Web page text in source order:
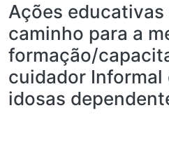
Ações
caminho para a
formação/
cuidador Informal
idosas